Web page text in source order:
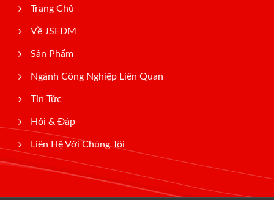
Trang Chủ
Về JSEDM
Sản Phẩm
Ngành Công Nghiệp Liên Quan
Tin Tức
Hỏi & Đáp
Liên Hệ Với Chúng Tôi